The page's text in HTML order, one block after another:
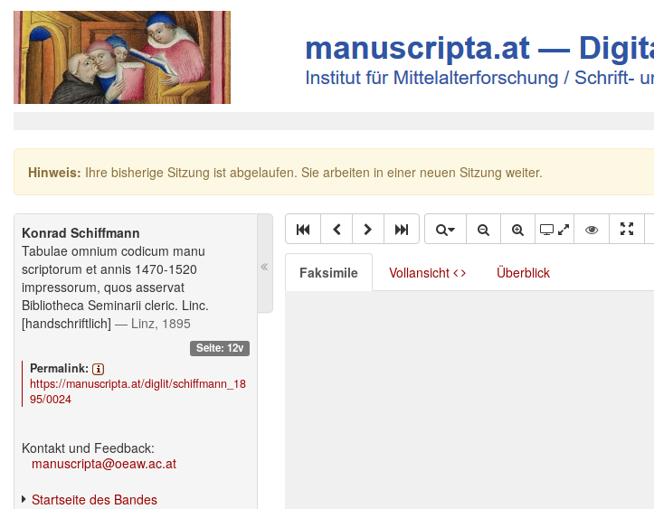
Hinweis: Ihre bisherige Sitzung ist abgelaufen. Sie arbeiten in einer neuen Sitzung weiter.
Konrad Schiffmann
Tabulae omnium codicum manu
scriptorum et annis 1470-1520
impressorum, quos asservat
Bibliotheca Seminarii cleric. Linc.
[handschriftlich] — Linz, 1895
Seite: 12v
Permalink:
https://manuscripta.at/diglit/schiffmann_18
95/0024
Kontakt und Feedback:
manuscripta@oeaw.ac.at
Startseite des Bandes
Faksimile Vollansicht Überblick